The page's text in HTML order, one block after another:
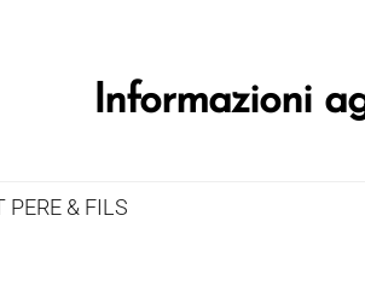
Informazioni
PERE & FILS